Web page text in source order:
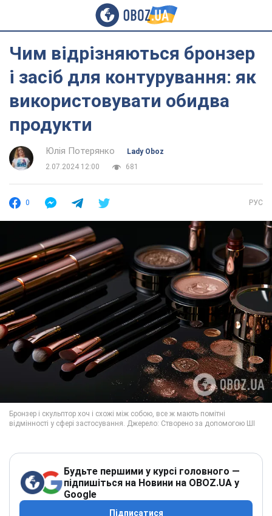
Чим відрізняються бронзер
і засіб для контурування: як
використовувати обидва
продукти
Юлія Потерянко
Lady Oboz
2.07.2024 12:00
681
0 РУС
Будьте першими у курсі головного —
підпишіться на Новини на OBOZ.UA у
Google
Підписатися